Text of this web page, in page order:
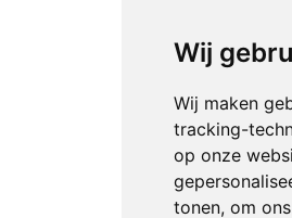
Wij
Wij maken
tracking-
op onze
tonen, om